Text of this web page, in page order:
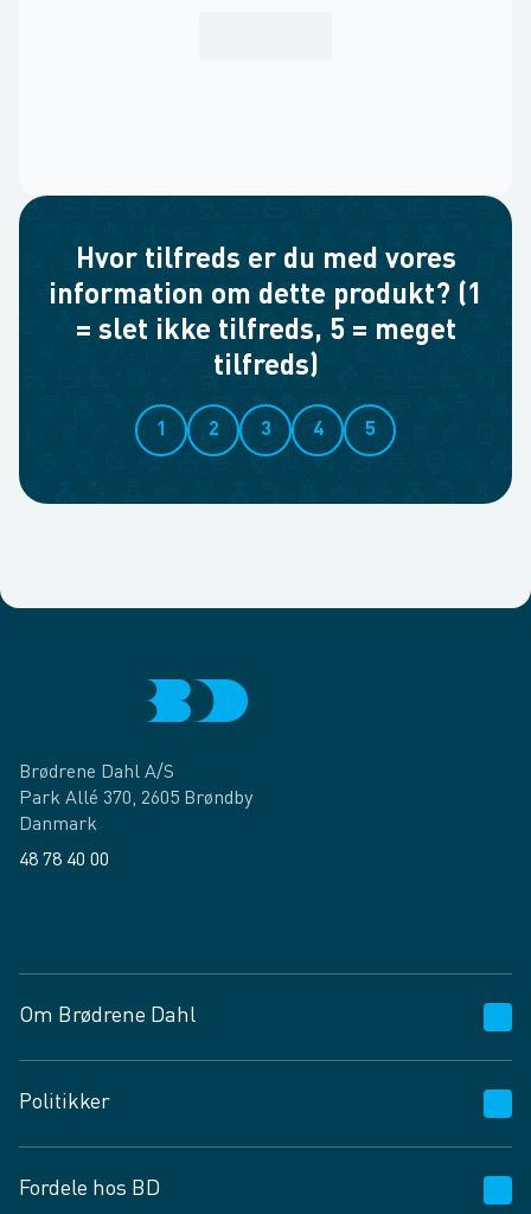
Hvor tilfreds er du med vores
information om dette produkt? (1
= slet ikke tilfreds, 5 = meget
tilfreds)
1 2 3 4 5
Brødrene Dahl A/S
Park Allé 370, 2605 Brøndby
Danmark
48 78 40 00
Om Brødrene Dahl
Vagttelefon 30 10 89 89
Spørgsmål og svar
Job og karriere
Politikker
Privatlivspolitik
Fordele hos BD